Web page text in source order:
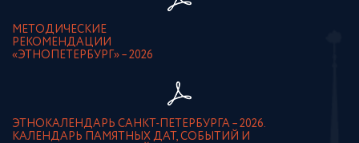
МЕТОДИЧЕСКИЕ
РЕКОМЕНДАЦИИ
«ЭТНОПЕТЕРБУРГ» – 2026
ЭТНОКАЛЕНДАРЬ САНКТ-ПЕТЕРБУРГА – 2026.
КАЛЕНДАРЬ ПАМЯТНЫХ ДАТ, СОБЫТИЙ И